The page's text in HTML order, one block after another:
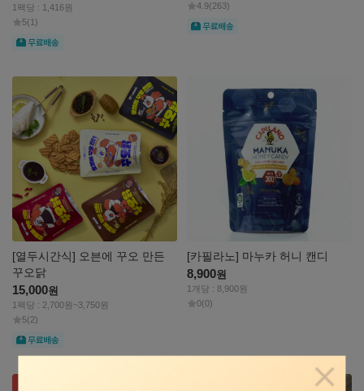
1팩당 : 1,416원
5(1)
무료
4.9(263)
무료
[열두시간식] 오븐에 꾸오 만든
꾸오닭
15,000원
1팩당 : 2,700원~3,750원
5(2)
무료
보기
[카필라노] 마누카 허니 캔디
8,900원
1개당 : 8,900원
0(0)
팝업닫